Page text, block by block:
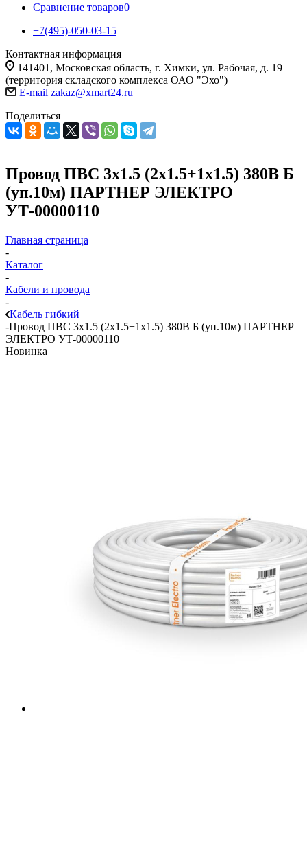
Сравнение товаров0
+7(495)-050-03-15
Контактная информация
141401, Московская область, г. Химки, ул. Рабочая, д. 19
(территория складского комплекса ОАО "Эхо")
E-mail zakaz@xmart24.ru
Поделиться
Провод ПВС 3х1.5 (2х1.5+1х1.5) 380В Б
(уп.10м) ПАРТНЕР ЭЛЕКТРО
УТ-00000110
Главная страница
-
Каталог
-
Кабели и провода
-
Кабель гибкий
-Провод ПВС 3х1.5 (2х1.5+1х1.5) 380В Б (уп.10м) ПАРТНЕР
ЭЛЕКТРО УТ-00000110
Новинка